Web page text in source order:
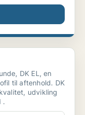
DK EL, en
til aftenhold. DK
udvikling
.